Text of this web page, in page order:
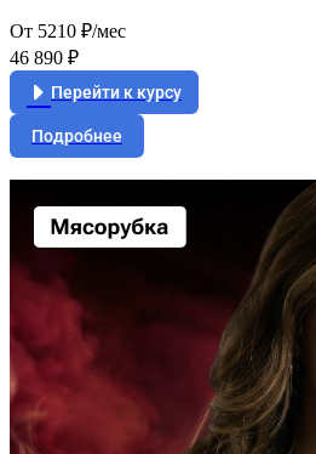
От 5210 ₽/мес
46 890 ₽
Перейти к курсу
Подробнее